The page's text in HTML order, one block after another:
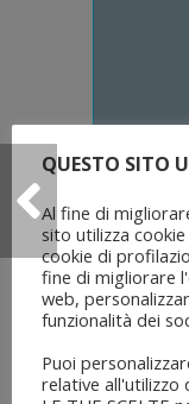
5 Agosto
Legge
QUESTO SITO
Al fine di
sito utilizza
cookie di
fine di migliorare
web,
funzionalità dei
Puoi
relative all'utilizzo